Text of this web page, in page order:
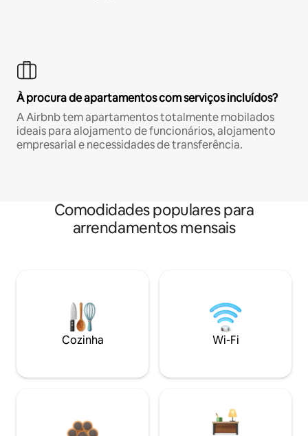
À procura de apartamentos com serviços incluídos?
A Airbnb tem apartamentos totalmente mobilados
ideais para alojamento de funcionários, alojamento
empresarial e necessidades de transferência.
Comodidades populares para
arrendamentos mensais
Cozinha Wi-Fi